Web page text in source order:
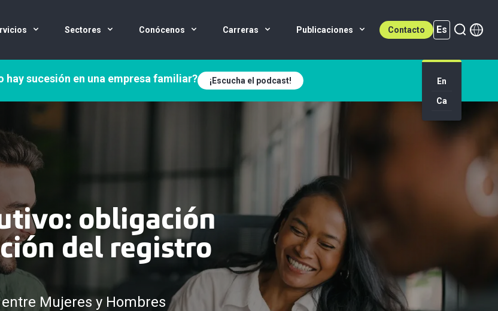
Sectores Conócenos Carreras Publicaciones Contacto Es
Es (active)
En
Ca
hay sucesión en una empresa familiar? ¡Escucha el podcast!
obligación
del registro
Mujeres y Hombres